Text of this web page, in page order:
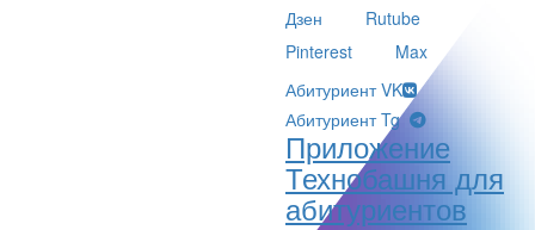
Дзен
Rutube
Pinterest
Max
Абитуриент VK
Абитуриент Tg
Приложение
Технобашня для
абитуриентов